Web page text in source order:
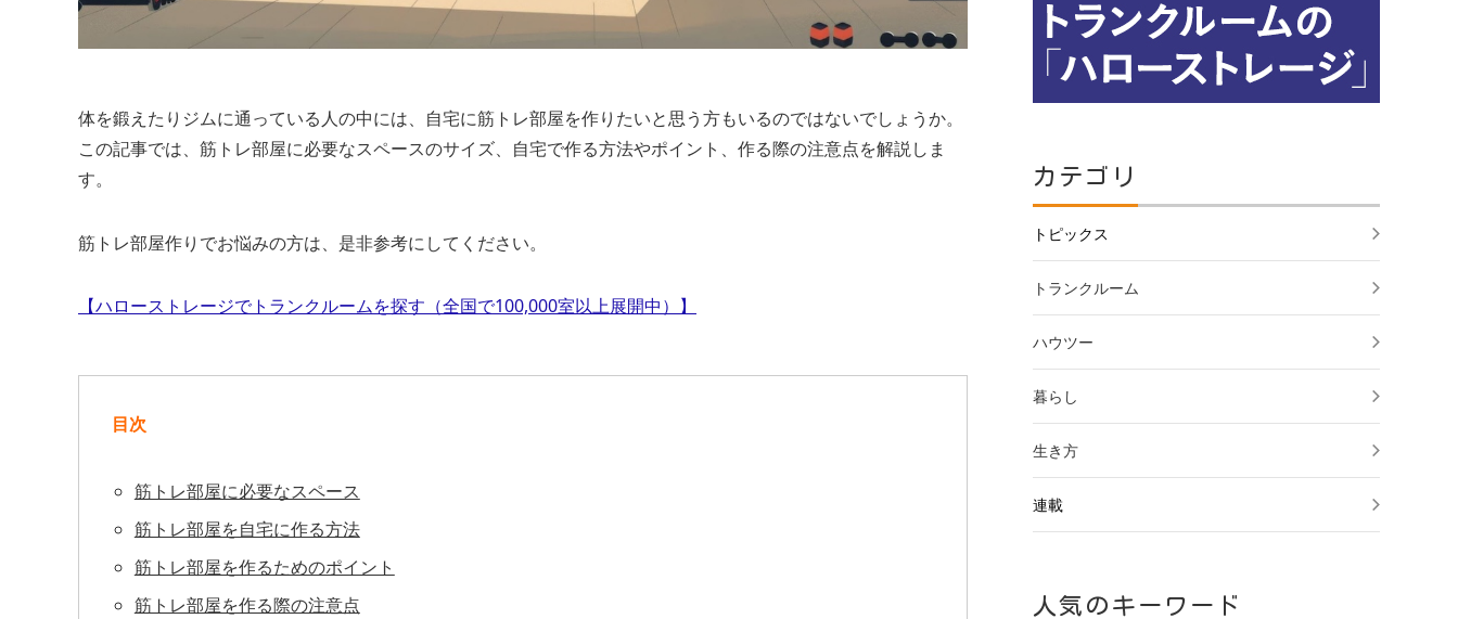
体を鍛えたりジムに通っている人の中には、自宅に筋トレ部屋を作りたいと思う方もいるのではないでしょうか。
この記事では、筋トレ部屋に必要なスペースのサイズ、自宅で作る方法やポイント、作る際の注意点を解説しま
す。
筋トレ部屋作りでお悩みの方は、是非参考にしてください。
【ハローストレージでトランクルームを探す（全国で100,000室以上展開中）】
目次
筋トレ部屋に必要なスペース
筋トレ部屋を自宅に作る方法
筋トレ部屋を作るためのポイント
筋トレ部屋を作る際の注意点
カテゴリ
トピックス
トランクルーム
ハウツー
暮らし
生き方
連載
人気のキーワード